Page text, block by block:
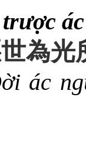
為光
ác